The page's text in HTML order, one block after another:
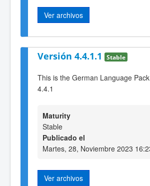
Ver archivos
Versión 4.4.1.1 Stable
This is the German Language
4.4.1
Maturity
Stable
Publicado el
Martes, 28, Noviembre 2023
Ver archivos